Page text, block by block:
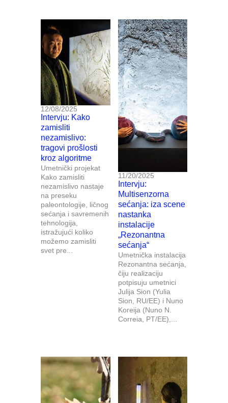
12/08/2025
Intervju: Kako
zamisliti
nezamislivo:
tragovi prošlosti
kroz algoritme
Umetnički projekat
Kako zamisliti
nezamislivo nastaje
na preseku
paleontologije, ličnog
sećanja i savremenih
tehnologija,
istražujući koliko
možemo zamisliti
svet pre...
11/20/2025
Intervju:
Multisenzorna
sećanja: iza scene
nastanka
instalacije
„Rezonantna
sećanja“
Umetnička instalacija
Rezonantna sećanja,
čiju realizaciju
potpisuju umetnici
Julija Sion (Yulia
Sion, RU/EE) i Nuno
Koreija (Nuno N.
Correia, PT/EE),...